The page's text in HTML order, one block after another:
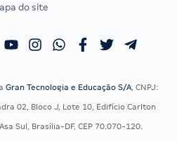
Calendário OAB
do site
Gran Tecnologia e Educação S/A, CNPJ:
02, Bloco J, Lote 10, Edifício Carlton
Sul, Brasília-DF, CEP 70.070-120.